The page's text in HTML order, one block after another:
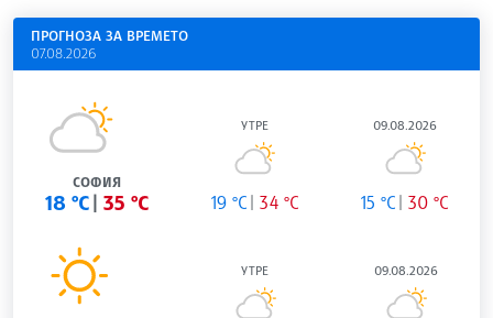
ПРОГНОЗА ЗА ВРЕМЕТО
07.08.2026
СОФИЯ
18 °C 35 °C
УТРЕ
19 °C 34 °C
09.08.2026
15 °C 30 °C
УТРЕ 09.08.2026